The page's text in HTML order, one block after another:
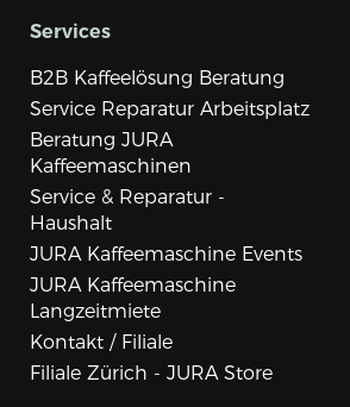
Services
B2B Kaffeelösung Beratung
Service Reparatur Arbeitsplatz
Beratung JURA
Kaffeemaschinen
Service & Reparatur -
Haushalt
JURA Kaffeemaschine Events
JURA Kaffeemaschine
Langzeitmiete
Kontakt / Filiale
Filiale Zürich - JURA Store